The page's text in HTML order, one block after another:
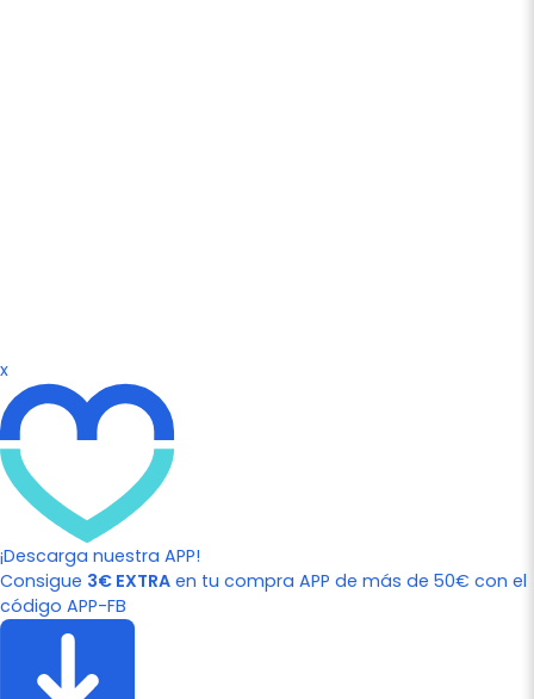
x
¡Descarga nuestra APP!
Consigue 3€ EXTRA en tu compra APP de más de 50€ con el
código APP-FB